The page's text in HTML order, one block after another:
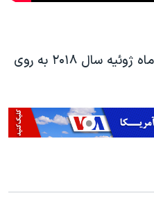
بخش دو فیلم «ماما میا» ۲۰ ماه ژوئیه سال ۲۰۱۸ به روی